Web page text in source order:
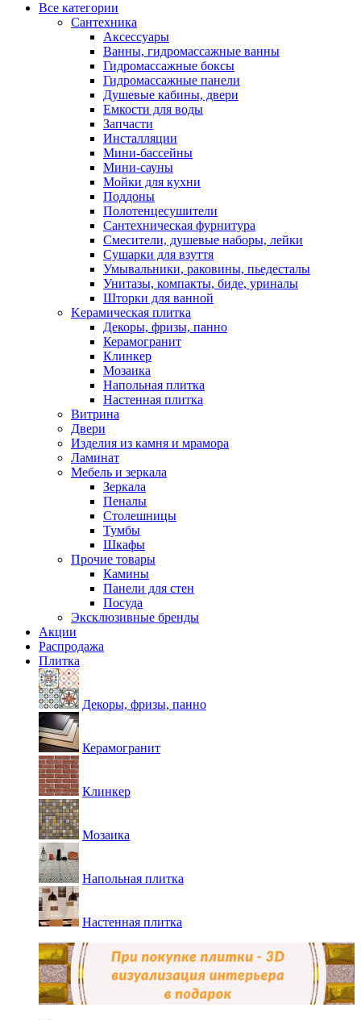
Все категории
Cантехника
Аксессуары
Ванны, гидромассажные ванны
Гидромассажные боксы
Гидромассажные панели
Душевые кабины, двери
Емкости для воды
Запчасти
Инсталляции
Мини-бассейны
Мини-сауны
Мойки для кухни
Поддоны
Полотенцесушители
Сантехническая фурнитура
Смесители, душевые наборы, лейки
Сушарки для взуття
Умывальники, раковины, пьедесталы
Унитазы, компакты, биде, уриналы
Шторки для ванной
Kерамическая плитка
Декоры, фризы, панно
Керамогранит
Клинкер
Мозаика
Напольная плитка
Настенная плитка
Витрина
Двери
Изделия из камня и мрамора
Ламинат
Мебель и зеркала
Зеркала
Пеналы
Столешницы
Тумбы
Шкафы
Прочие товары
Камины
Панели для стен
Посуда
Эксклюзивные бренды
Акции
Распродажа
Плитка
Декоры, фризы, панно
Керамогранит
Клинкер
Мозаика
Напольная плитка
Настенная плитка